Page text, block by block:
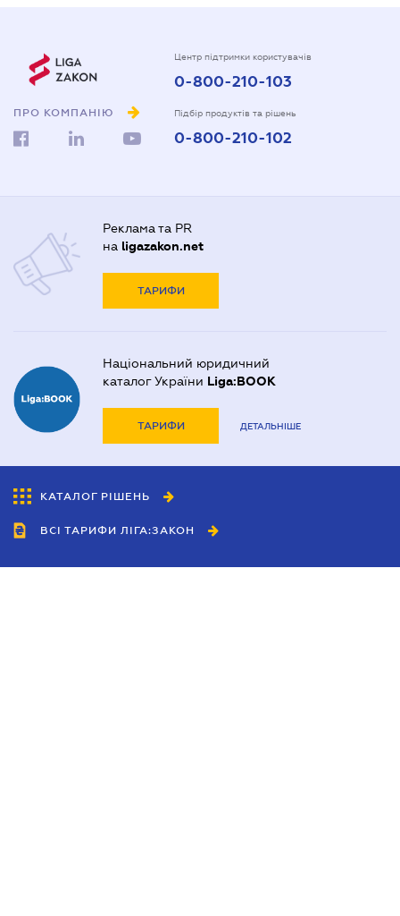
ПРО КОМПАНІЮ
Центр підтримки користувачів
0-800-210-103
Підбір продуктів та рішень
0-800-210-102
Реклама та PR
на ligazakon.net
ТАРИФИ
Національний юридичний
каталог України Liga:BOOK
ТАРИФИ ДЕТАЛЬНІШЕ
КАТАЛОГ РІШЕНЬ
ВСІ ТАРИФИ ЛІГА:ЗАКОН